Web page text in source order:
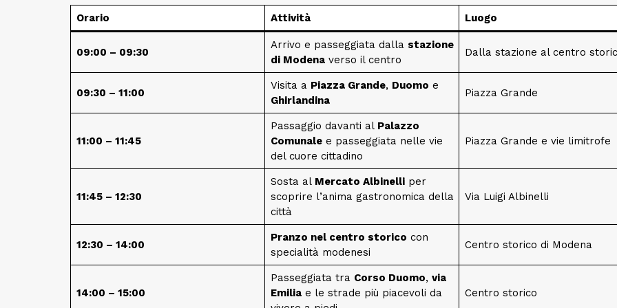
Orario Attività Luogo
09:00 – 09:30
Arrivo e passeggiata dalla stazione
di Modenaverso il centro
Dalla stazione al centro
09:30 – 11:00
Visita a Piazza Grande, Duomo e
Ghirlandina
Piazza Grande
11:00 – 11:45
Passaggio davanti al Palazzo
Comunalee passeggiata nelle vie
del cuore cittadino
Piazza Grande e vie limitrofe
11:45 – 12:30
Sosta al Mercato Albinelliper
scoprire l’anima gastronomica della
città
Via Luigi Albinelli
12:30 – 14:00
Pranzo nel centro storico con
specialità modenesi
Centro storico di Modena
14:00 – 15:00
Passeggiata tra Corso Duomo, via
Emiliae le strade più piacevoli da
Centro storico